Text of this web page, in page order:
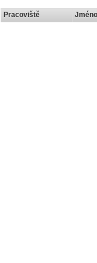
Pracoviště